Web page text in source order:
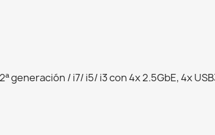
/ i7/ i5/ i3 con 4x 2.5GbE, 4x